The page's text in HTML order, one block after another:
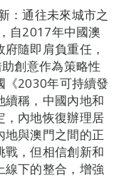
：通往未來城市之
自2017年中國澳
隨即肩負重任，
創意作為策略性
《2030年可持續發
續稱，中國內地和
，內地恢復辦理居
地與澳門之間的正
，但相信創新和
下的整合，增強